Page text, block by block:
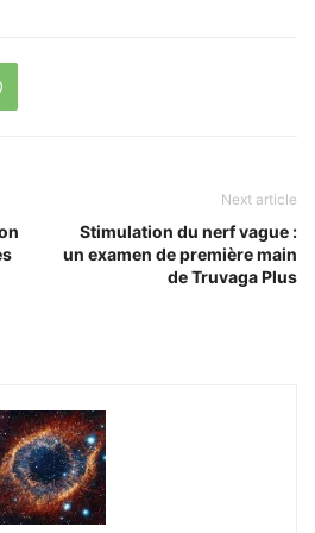
Next article
Stimulation du nerf vague :
un examen de première main
de Truvaga Plus